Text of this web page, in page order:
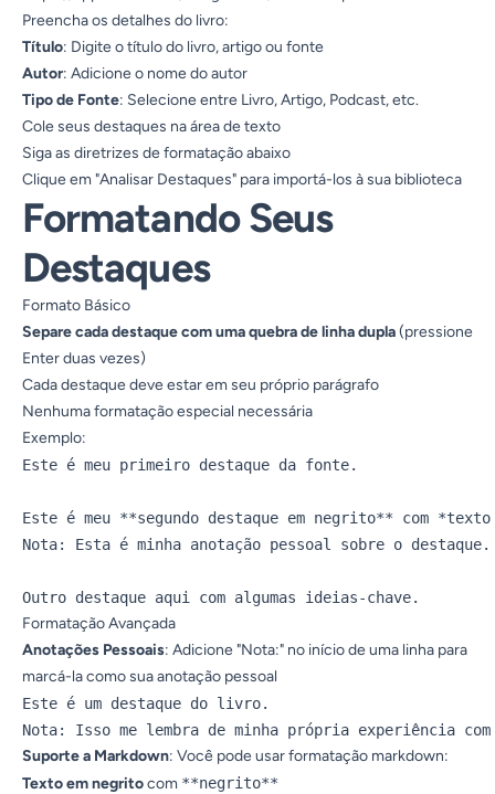
Preencha os detalhes do livro:
Título: Digite o título do livro, artigo ou fonte
Autor: Adicione o nome do autor
Tipo de Fonte: Selecione entre Livro, Artigo, Podcast, etc.
Cole seus destaques na área de texto
Siga as diretrizes de formatação abaixo
Clique em "Analisar Destaques" para importá-los à sua biblioteca
Formatando Seus
Destaques
Formato Básico
Separe cada destaque com uma quebra de linha dupla(pressione
Enter duas vezes)
Cada destaque deve estar em seu próprio parágrafo
Nenhuma formatação especial necessária
Exemplo:
Este é meu primeiro destaque da fonte.
Este é meu **segundo destaque em negrito** com
Nota: Esta é minha anotação pessoal sobre o destaque.
Formatação Avançada
Anotações Pessoais: Adicione "Nota:" no início de uma linha para
marcá-la como sua anotação pessoal
Este é um destaque do livro.
Suporte a Markdown: Você pode usar formatação markdown:
Texto em negritocom **negrito**